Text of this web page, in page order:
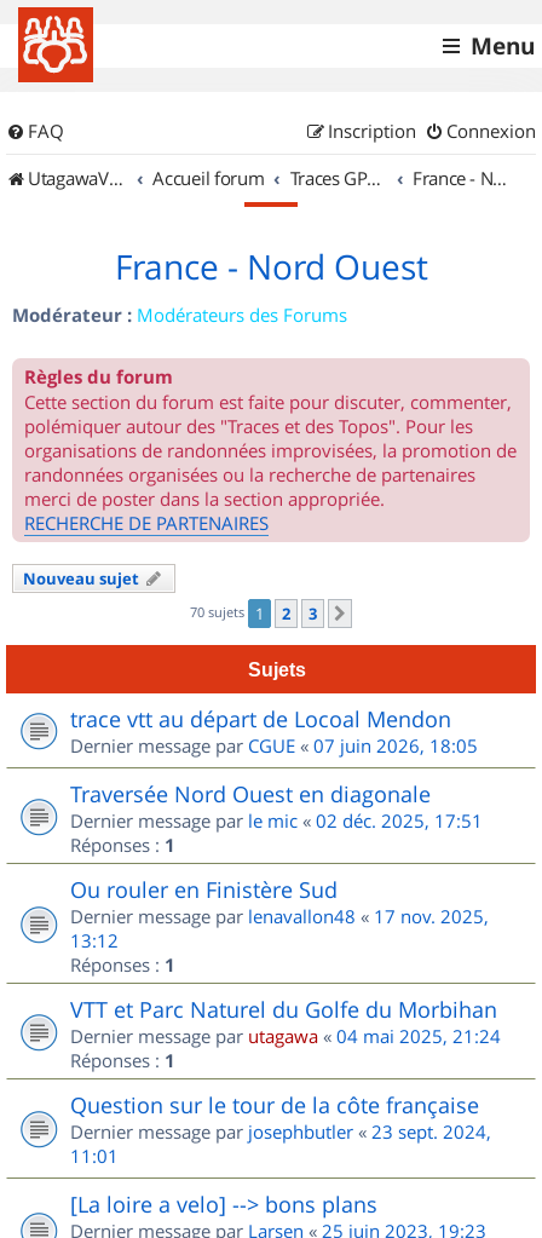
Menu
FAQ Connexion
Inscription
UtagawaVTT (Randos VTT et VTTAE avec traces GPS)
Accueil forum Traces GPS de randos VTT France - Nord Ouest
France - Nord Ouest
Modérateur : Modérateurs des Forums
Règles du forum
Cette section du forum est faite pour discuter, commenter,
polémiquer autour des "Traces et des Topos". Pour les
organisations de randonnées improvisées, la promotion de
randonnées organisées ou la recherche de partenaires
merci de poster dans la section appropriée.
RECHERCHE DE PARTENAIRES
Nouveau sujet
70 sujets 1 2 3
Sujets
trace vtt au départ de Locoal Mendon
Dernier message par CGUE « 07 juin 2026, 18:05
Traversée Nord Ouest en diagonale
Dernier message par le mic « 02 déc. 2025, 17:51
Réponses : 1
Ou rouler en Finistère Sud
Dernier message par lenavallon48 « 17 nov. 2025,
13:12
Réponses : 1
VTT et Parc Naturel du Golfe du Morbihan
Dernier message par utagawa « 04 mai 2025, 21:24
Réponses : 1
Question sur le tour de la côte française
Dernier message par josephbutler « 23 sept. 2024,
11:01
[La loire a velo] --> bons plans
Dernier message par Larsen « 25 juin 2023, 19:23